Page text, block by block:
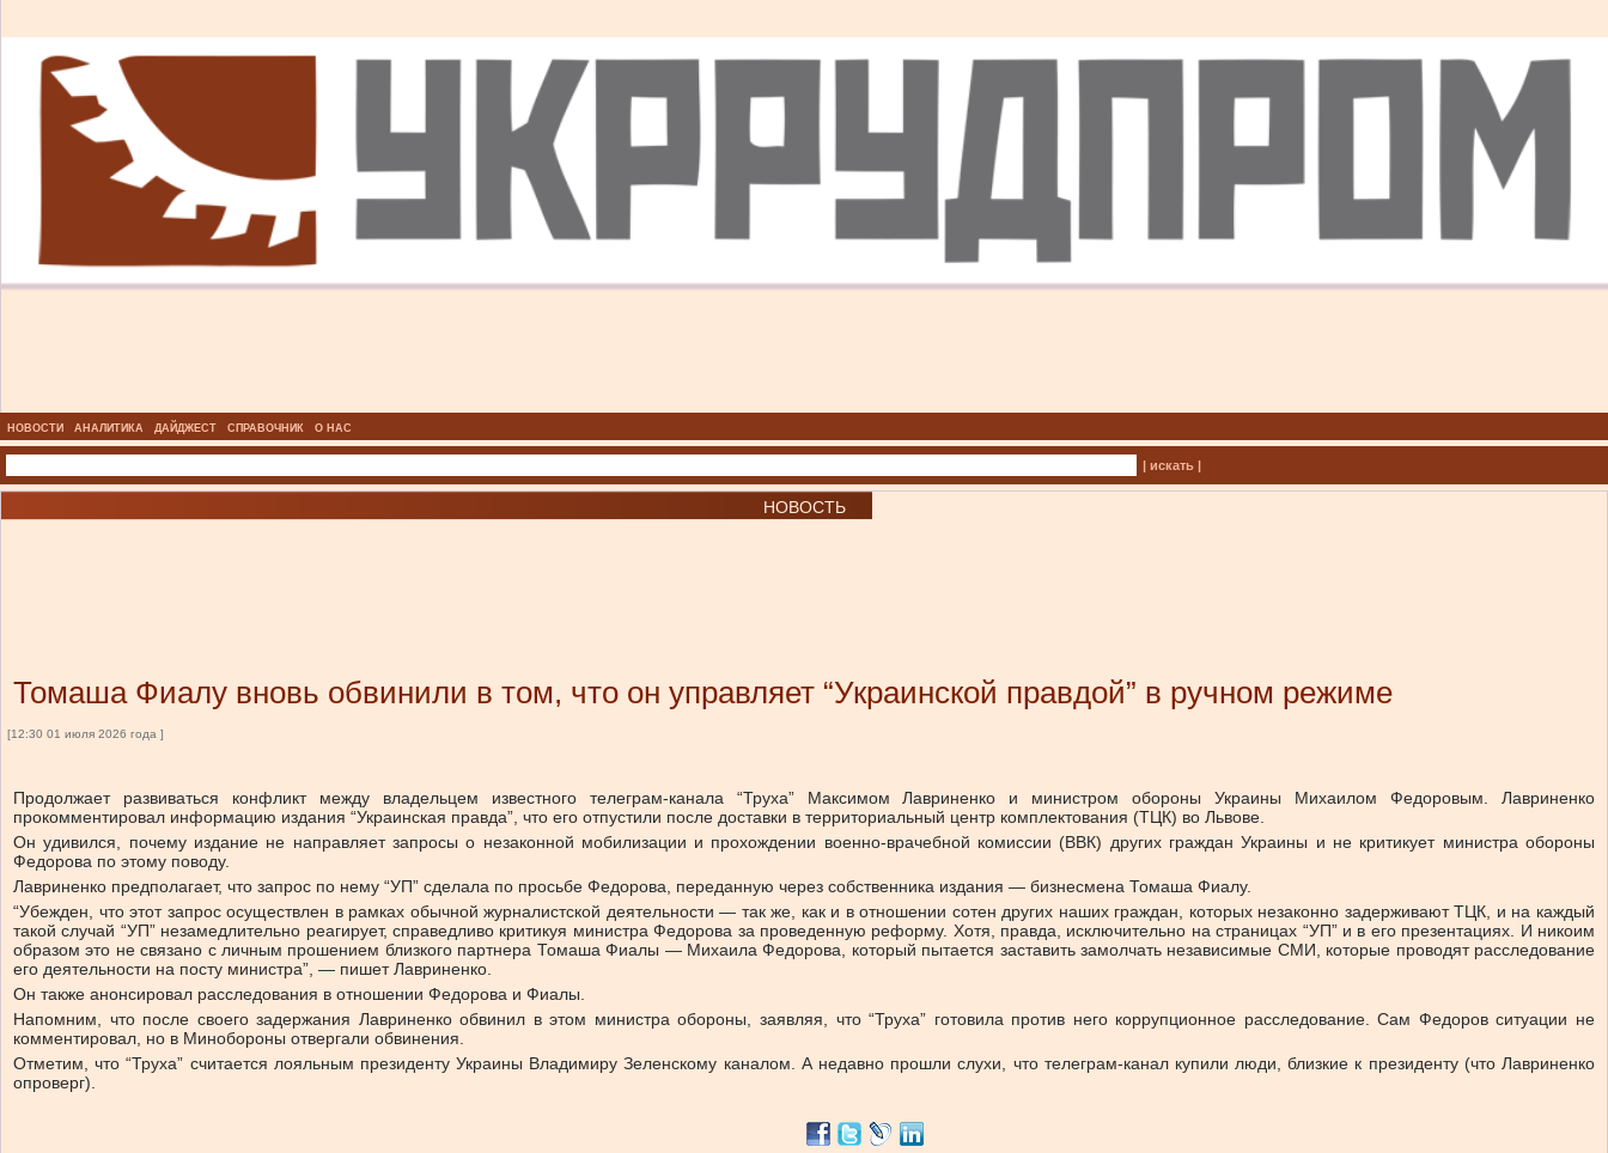
НОВОСТИ АНАЛИТИКА ДАЙДЖЕСТ СПРАВОЧНИК О НАС
| искать |
НОВОСТЬ
Томаша Фиалу вновь обвинили в том, что он управляет “Украинской правдой” в ручном режиме
[12:30 01 июля 2026 года ]
Продолжает развиваться конфликт между владельцем известного телеграм-канала “Труха” Максимом Лавриненко и министром обороны Украины Михаилом Федоровым. Лавриненко
прокомментировал информацию издания “Украинская правда”, что его отпустили после доставки в территориальный центр комплектования (ТЦК) во Львове.
Он удивился, почему издание не направляет запросы о незаконной мобилизации и прохождении военно-врачебной комиссии (ВВК) других граждан Украины и не критикует министра обороны
Федорова по этому поводу.
Лавриненко предполагает, что запрос по нему “УП” сделала по просьбе Федорова, переданную через собственника издания — бизнесмена Томаша Фиалу.
“Убежден, что этот запрос осуществлен в рамках обычной журналистской деятельности — так же, как и в отношении сотен других наших граждан, которых незаконно задерживают ТЦК, и на каждый
такой случай “УП” незамедлительно реагирует, справедливо критикуя министра Федорова за проведенную реформу. Хотя, правда, исключительно на страницах “УП” и в его презентациях. И никоим
образом это не связано с личным прошением близкого партнера Томаша Фиалы — Михаила Федорова, который пытается заставить замолчать независимые СМИ, которые проводят расследование
его деятельности на посту министра”, — пишет Лавриненко.
Он также анонсировал расследования в отношении Федорова и Фиалы.
Напомним, что после своего задержания Лавриненко обвинил в этом министра обороны, заявляя, что “Труха” готовила против него коррупционное расследование. Сам Федоров ситуации не
комментировал, но в Минобороны отвергали обвинения.
Отметим, что “Труха” считается лояльным президенту Украины Владимиру Зеленскому каналом. А недавно прошли слухи, что телеграм-канал купили люди, близкие к президенту (что Лавриненко
опроверг).